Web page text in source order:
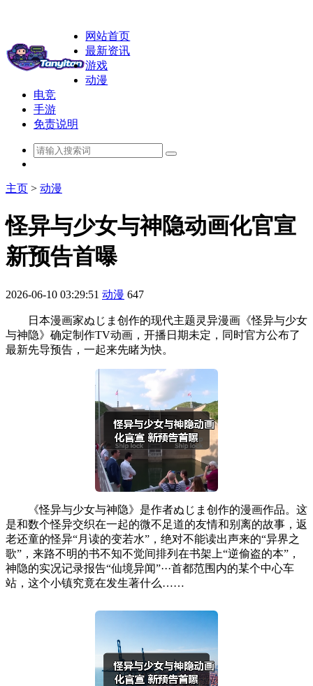
网站首页
最新资讯
游戏
动漫
电竞
手游
免责说明
主页 > 动漫
怪异与少女与神隐动画化官宣
新预告首曝
2026-06-10 03:29:51 动漫 647
日本漫画家ぬじま创作的现代主题灵异漫画《怪异与少女
与神隐》确定制作TV动画，开播日期未定，同时官方公布了
最新先导预告，一起来先睹为快。
《怪异与少女与神隐》是作者ぬじま创作的漫画作品。这
是和数个怪异交织在一起的微不足道的友情和别离的故事，返
老还童的怪异“月读的变若水”，绝对不能读出声来的“异界之
歌”，来路不明的书不知不觉间排列在书架上“逆偷盗的本”，
神隐的实况记录报告“仙境异闻”···首都范围内的某个中心车
站，这个小镇究竟在发生著什么……